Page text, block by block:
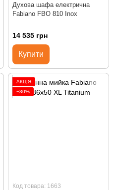
Духова шафа електрична
Fabiano FBO 810 Inox
14 535 грн
Купити
АКЦІЯ
−30%
Код товара: 1663